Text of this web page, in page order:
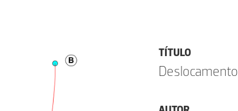
TÍTULO
Deslocamento